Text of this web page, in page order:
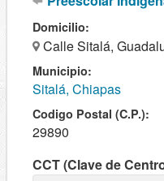
Domicilio:
Calle Sitalá,
Municipio:
Sitalá, Chiapas
Codigo Postal (C.P.):
29890
CCT (Clave de